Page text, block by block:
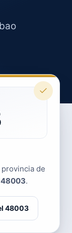
provincia de
48003.
48003